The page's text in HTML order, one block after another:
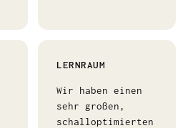
LERNRAUM
Wir haben einen
sehr großen,
schalloptimierten